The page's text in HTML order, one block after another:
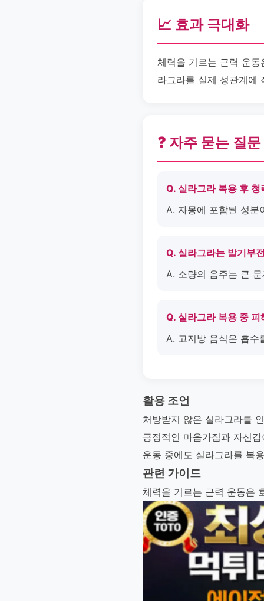
📈 효과 극대화
체력을 기르는 근력 운
라그라를 실제 성관계에
❓ 자주 묻는 질문
Q. 실라그라 복용 후
A. 자몽에 포함된 성분
Q. 실라그라는 발기부
A. 소량의 음주는 큰
Q. 실라그라 복용 중
A. 고지방 음식은 흡수
활용 조언
처방받지 않은 실라그라를
긍정적인 마음가짐과 자신
운동 중에도 실라그라를 복
관련 가이드
체력을 기르는 근력 운동은